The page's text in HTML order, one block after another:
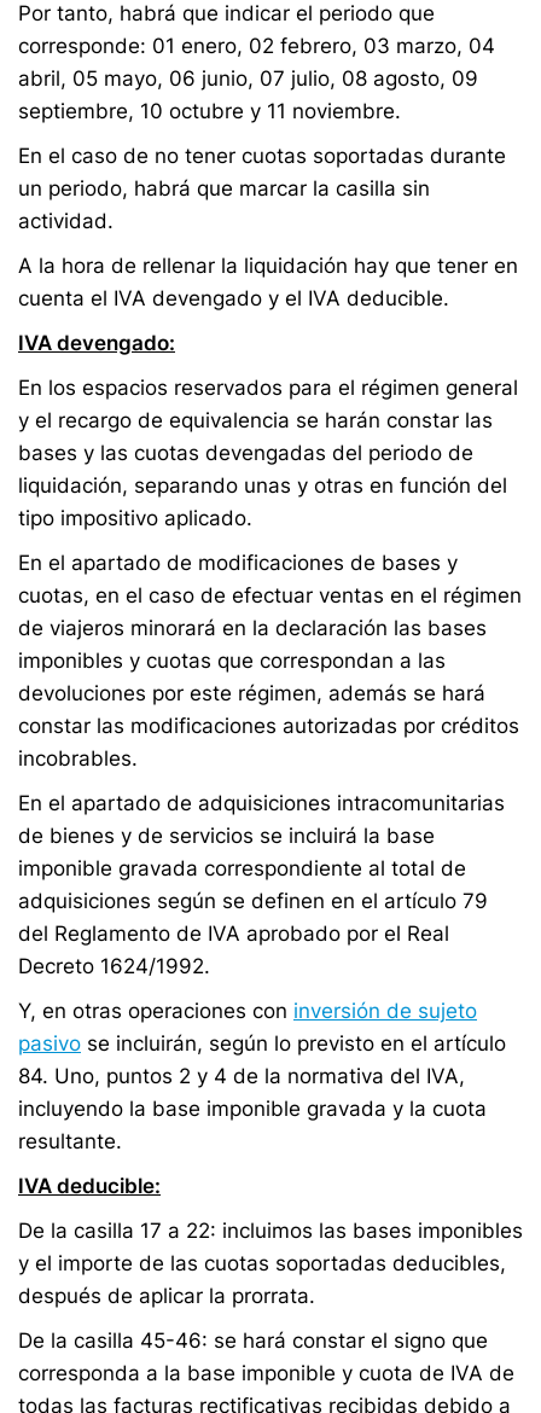
Por tanto, habrá que indicar el periodo que
corresponde: 01 enero, 02 febrero, 03 marzo, 04
abril, 05 mayo, 06 junio, 07 julio, 08 agosto, 09
septiembre, 10 octubre y 11 noviembre.
En el caso de no tener cuotas soportadas durante
un periodo, habrá que marcar la casilla sin
actividad.
A la hora de rellenar la liquidación hay que tener en
cuenta el IVA devengado y el IVA deducible.
IVA devengado:
En los espacios reservados para el régimen general
y el recargo de equivalencia se harán constar las
bases y las cuotas devengadas del periodo de
liquidación, separando unas y otras en función del
tipo impositivo aplicado.
En el apartado de modificaciones de bases y
cuotas, en el caso de efectuar ventas en el régimen
de viajeros minorará en la declaración las bases
imponibles y cuotas que correspondan a las
devoluciones por este régimen, además se hará
constar las modificaciones autorizadas por créditos
incobrables.
En el apartado de adquisiciones intracomunitarias
de bienes y de servicios se incluirá la base
imponible gravada correspondiente al total de
adquisiciones según se definen en el artículo 79
del Reglamento de IVA aprobado por el Real
Decreto 1624/1992.
Y, en otras operaciones con inversión de sujeto
pasivo se incluirán, según lo previsto en el artículo
84. Uno, puntos 2 y 4 de la normativa del IVA,
incluyendo la base imponible gravada y la cuota
resultante.
IVA deducible:
De la casilla 17 a 22: incluimos las bases imponibles
y el importe de las cuotas soportadas deducibles,
después de aplicar la prorrata.
De la casilla 45-46: se hará constar el signo que
corresponda a la base imponible y cuota de IVA de
todas las facturas rectificativas recibidas debido a